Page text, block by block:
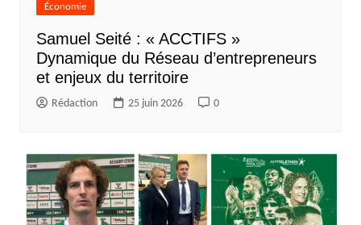
Économie
Samuel Seité : « ACCTIFS »
Dynamique du Réseau d’entrepreneurs
et enjeux du territoire
Rédaction 25 juin 2026 0